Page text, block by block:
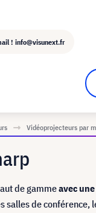
! info@visunext.fr
Vidéoprojecteurs par
de gammeavec
salles de conférence,